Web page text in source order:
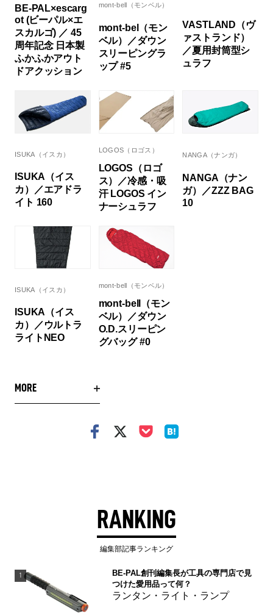
BE-PAL×escarg
ot (ビーパル×エ
スカルゴ) ／ 45
周年記念 日本製
ふかふかアウト
ドアクッション
mont-bell（モンベル）
mont-bel（モン
ベル）／ダウン
スリーピングラ
ップ #5
VASTLAND（ヴ
ァストランド）
／夏用封筒型シ
ュラフ
ISUKA（イスカ）
ISUKA（イス
カ）／エアドラ
イト 160
LOGOS（ロゴス）
LOGOS（ロゴ
ス）／冷感・吸
汗 LOGOS イン
ナーシュラフ
NANGA（ナンガ）
NANGA（ナン
ガ）／ZZZ BAG
10
ISUKA（イスカ）
ISUKA（イス
カ）／ウルトラ
ライトNEO
mont-bell（モンベル）
mont-bell（モン
ベル）／ダウン
O.D.スリーピン
グバッグ #0
MORE
RANKING
編集部記事ランキング
1
BE-PAL創刊編集長が工具の専門店で見
つけた愛用品って何？
ランタン・ライト・ランプ